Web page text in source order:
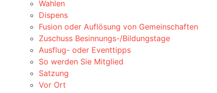
Wahlen
Dispens
Fusion oder Auflösung von Gemeinschaften
Zuschuss Besinnungs-/Bildungstage
Ausflug- oder Eventtipps
So werden Sie Mitglied
Satzung
Vor Ort